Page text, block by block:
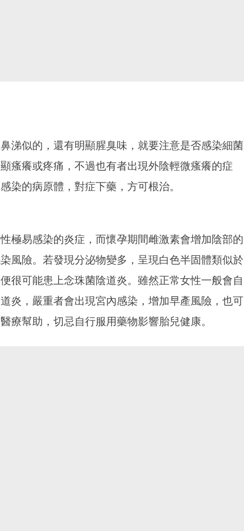
涕似的，還有明顯腥臭味，就要注意是否感染細菌
瘙癢或疼痛，不過也有者出現外陰輕微瘙癢的症
染的病原體，對症下藥，方可根治。
極易感染的炎症，而懷孕期間雌激素會增加陰部的
風險。若發現分泌物變多，呈現白色半固體類似於
很可能患上念珠菌陰道炎。雖然正常女性一般會自
炎，嚴重者會出現宮內感染，增加早產風險，也可
療幫助，切忌自行服用藥物影響胎兒健康。